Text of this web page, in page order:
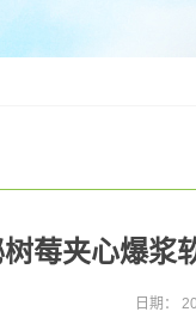
莓夹心爆浆
日期：